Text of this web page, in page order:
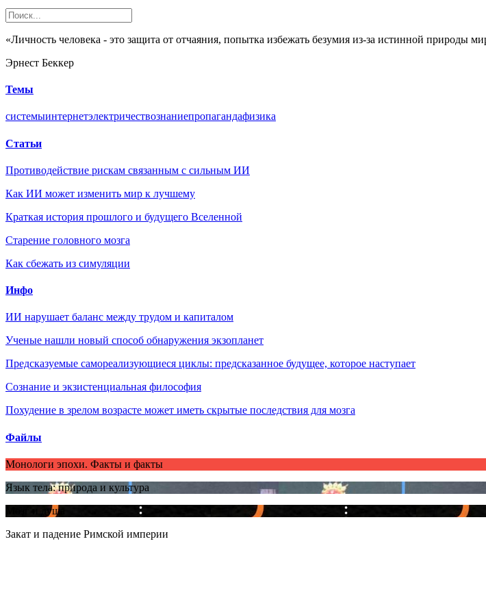
«Личность человека - это защита от отчаяния, попытка избежать безумия из-за истинной природы
Эрнест Беккер
Темы
системыинтернетэлектричествознаниепропагандафизика
Статьи
Противодействие рискам связанным с сильным ИИ
Как ИИ может изменить мир к лучшему
Краткая история прошлого и будущего Вселенной
Старение головного мозга
Как сбежать из симуляции
Инфо
ИИ нарушает баланс между трудом и капиталом
Ученые нашли новый способ обнаружения экзопланет
Предсказуемые самореализующиеся циклы: предсказанное будущее, которое наступает
Сознание и экзистенциальная философия
Похудение в зрелом возрасте может иметь скрытые последствия для мозга
Файлы
Монологи эпохи. Факты и факты
Язык тела: природа и культура
Мозг и душа
Закат и падение Римской империи